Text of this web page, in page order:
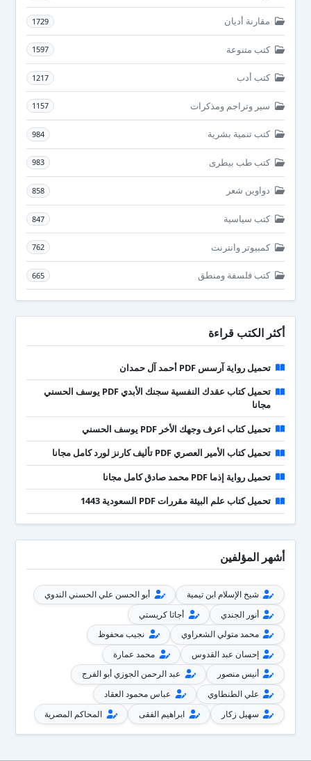
مقارنة أديان 1729
كتب متنوعة 1597
كتب أدب 1217
سير وتراجم ومذكرات 1157
كتب تنمية بشرية 984
كتب طب بيطرى 983
دواوين شعر 858
كتب سياسية 847
كمبيوتر وانترنت 762
كتب فلسفة ومنطق 665
أكثر الكتب قراءة
تحميل رواية آرسس PDF أحمد آل حمدان
تحميل كتاب عقدك النفسية سجنك الأبدي PDF يوسف الحسني
مجانا
تحميل كتاب اعرف وجهك الأخر PDF يوسف الحسني
تحميل كتاب الأمير العصري PDF تأليف كارنز لورد كامل مجانا
تحميل رواية إذما PDF محمد صادق كامل مجانا
تحميل كتاب علم البيئة مقررات PDF السعودية 1443
أشهر المؤلفين
شيخ الإسلام ابن تيمية
أبو الحسن علي الحسني الندوي
أنور الجندي
أجاثا كريستي
محمد متولي الشعراوي
نجيب محفوظ
إحسان عبد القدوس
محمد عمارة
أنيس منصور
عبد الرحمن الجوزي أبو الفرج
علي الطنطاوي
عباس محمود العقاد
سهيل زكار
ابراهيم الفقى المحاكم المصرية